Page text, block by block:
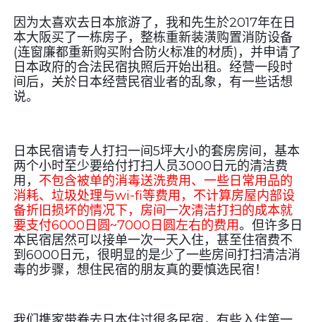
因为太喜欢去日本旅游了，我和先生於2017年在日
本大阪买了一栋房子，整栋重新装潢购置消防设备
(连窗廉都重新购买附合防火标准的材质)，并申请了
日本政府的合法民宿执照后开始出租。经营一段时
间后，关於日本经营民宿业者的乱象，有一些话想
说。
日本民宿请专人打扫一间5坪大小的套房房间，基本
两个小时至少要给付打扫人员3000日元的清洁费
用， 不包含被单的消毒送洗费用、一些日常用品的
消耗、垃圾处理与wi-fi等费用，不计算房屋内部设
备折旧损坏的情况下，房间一次清洁打扫的成本就
要支付6000日圆~7000日圆左右的费用。但许多日
本民宿居然可以接单一次一天入住，甚至住宿费不
到6000日元，很明显的是少了一些房间打扫清洁消
毒的步骤，想住民宿的朋友真的要慎选民宿！